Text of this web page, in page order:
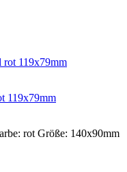
119x79mm
rot Größe: 140x90mm